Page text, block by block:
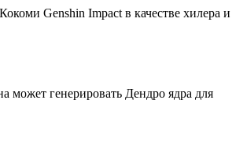
Genshin Impact в качестве хилера и
может генерировать Дендро ядра для